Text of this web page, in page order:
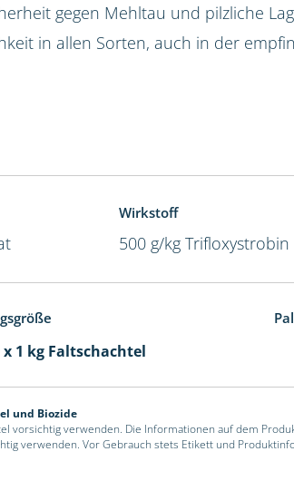
gegen Mehltau und pilzliche
in allen Sorten, auch in der
Wirkstoff
500 g/kg Trifloxystrobin
1 kg Faltschachtel
und Biozide
vorsichtig verwenden. Die Informationen auf dem
verwenden. Vor Gebrauch stets Etikett und